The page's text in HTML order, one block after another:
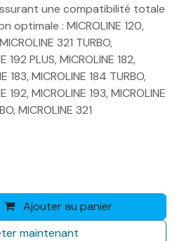
une compatibilité totale
optimale : MICROLINE 120,
321 TURBO,
192 PLUS, MICROLINE 182,
183, MICROLINE 184 TURBO,
192, MICROLINE 193, MICROLINE
MICROLINE 321
Ajouter au panier
maintenant